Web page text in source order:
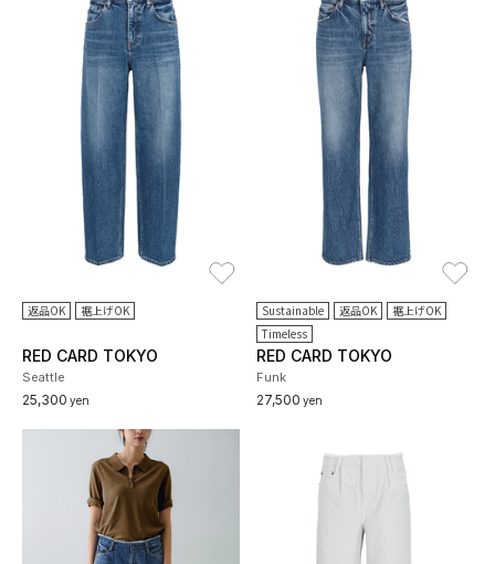
返品OK 裾上げOK
RED CARD TOKYO
Seattle
25,300 yen
Sustainable 返品OK
裾上げOK
Timeless
RED CARD TOKYO
Funk
27,500 yen